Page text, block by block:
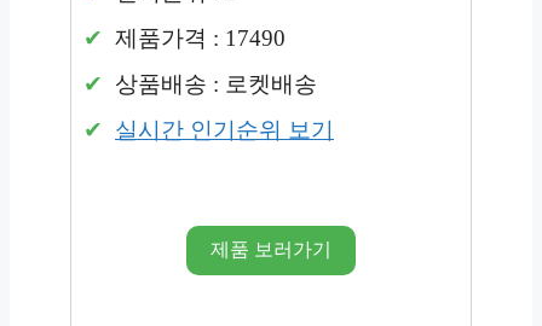
제품가격 : 17490
상품배송 : 로켓배송
실시간 인기순위 보기
제품 보러가기